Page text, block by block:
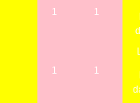
1 1
1 1